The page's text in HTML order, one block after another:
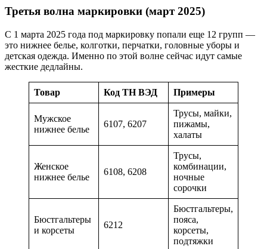
Третья волна маркировки (март 2025)
С 1 марта 2025 года под маркировку попали еще 12 групп —
это нижнее белье, колготки, перчатки, головные уборы и
детская одежда. Именно по этой волне сейчас идут самые
жесткие дедлайны.
Товар Код ТН ВЭД Примеры
Мужское
нижнее белье
6107, 6207
Трусы, майки,
пижамы,
халаты
Женское
нижнее белье
6108, 6208
Трусы,
комбинации,
ночные
сорочки
Бюстгальтеры
и корсеты
6212
Бюстгальтеры,
пояса,
корсеты,
подтяжки